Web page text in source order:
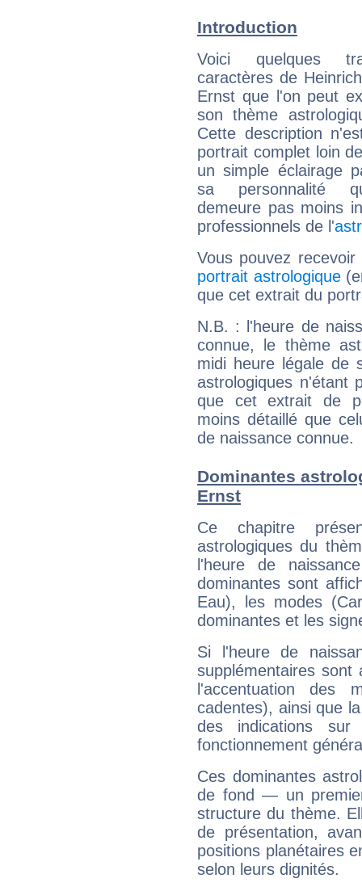
Introduction
Voici quelques
caractères de
Ernst que l'on peut
son thème
Cette description
portrait complet loin
un simple éclairage
sa personnalité
demeure pas moins
professionnels de l'
Vous pouvez
portrait astrologique
que cet extrait du
N.B. : l'heure de
connue, le thème
midi heure légale de
astrologiques n'étant
que cet extrait de
moins détaillé que
de naissance connue.
Dominantes
Ernst
Ce chapitre
astrologiques du
l'heure de
dominantes sont
Eau), les modes
dominantes et les
Si l'heure de
supplémentaires sont
l'accentuation des
cadentes), ainsi que
des indications sur
fonctionnement
Ces dominantes
de fond — un
structure du thème.
de présentation,
positions planétaires
selon leurs dignités.